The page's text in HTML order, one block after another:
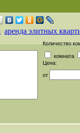
аренда элитных
Количество
комната
Цена:
от